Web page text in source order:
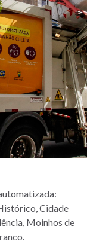
Cidade
Moinhos de